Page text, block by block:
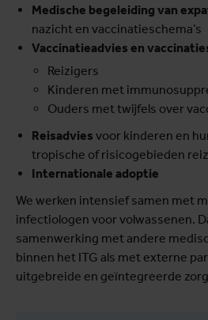
Medische begeleiding van
nazicht en vaccinatieschema’s
Vaccinatieadvies en
Reizigers
Kinderen met
Ouders met twijfels over
Reisadvies voor kinderen en
tropische of risicogebieden
Internationale adoptie
We werken intensief samen met
infectiologen voor volwassenen.
samenwerking met andere
binnen het ITG als met externe
uitgebreide en geïntegreerde